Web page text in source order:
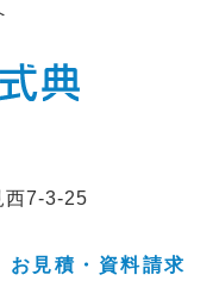
西7-3-25
お見積・資料請求